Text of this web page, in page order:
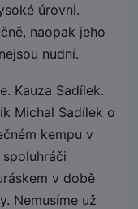
úrovni.
naopak jeho
nudní.
Kauza Sadílek.
Michal Sadílek o
kempu v
spoluhráči
v době
Nemusíme už